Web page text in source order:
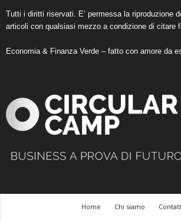
Tutti i diritti riservati. E’ permessa la riproduzione
articoli con qualsiasi mezzo a condizione di citare
Economia & Finanza Verde – fatto con amore da
Home Chi siamo